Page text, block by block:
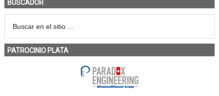
BUSCADOR
PATROCINIO PLATA